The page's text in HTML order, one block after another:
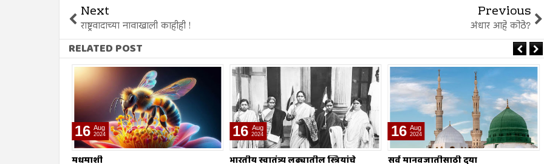
Next
राष्ट्रवादाच्या नावाखाली काहीही !
Previous
अंधार आहे कोठे?
RELATED POST
16 Aug
2024
भारतीय स्वातंत्र्य लढ्यातील स्त्रियांचे
16 Aug
2024
सर्व मानवजातीसाठी दया
16 Aug
2024
राजरोस आरोपांची चिखलफेकीने